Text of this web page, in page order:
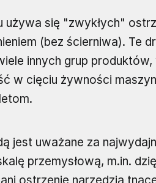
używa się "zwykłych"
(bez ścierniwa). Te
innych grup
w cięciu żywności
jest uważane za
przemysłową, m.in.
ostrzenie narzędzia